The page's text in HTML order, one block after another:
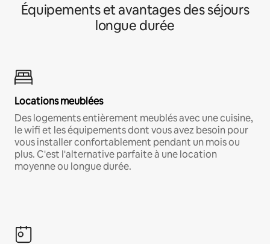
Équipements et avantages des séjours
longue durée
Locations meublées
Des logements entièrement meublés avec une cuisine,
le wifi et les équipements dont vous avez besoin pour
vous installer confortablement pendant un mois ou
plus. C'est l'alternative parfaite à une location
moyenne ou longue durée.